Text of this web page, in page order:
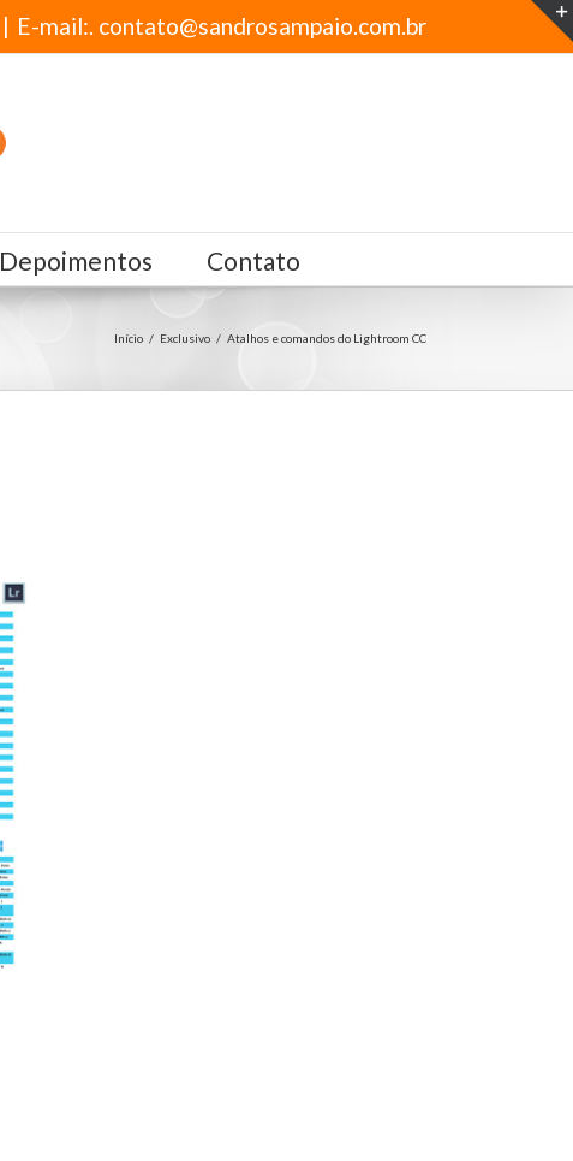
| E-mail:. contato@sandrosampaio.com.br
Depoimentos Contato
Início / Exclusivo / Atalhos e comandos do Lightroom CC